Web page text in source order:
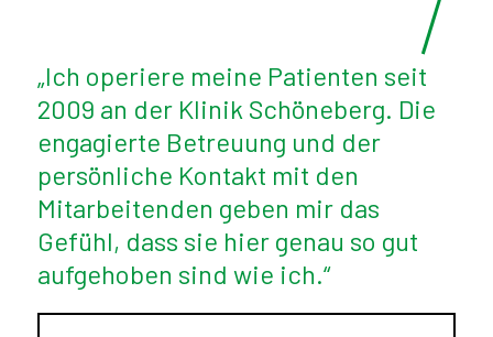
„Ich operiere meine Patienten seit
2009 an der Klinik Schöneberg. Die
engagierte Betreuung und der
persönliche Kontakt mit den
Mitarbeitenden geben mir das
Gefühl, dass sie hier genau so gut
aufgehoben sind wie ich.“